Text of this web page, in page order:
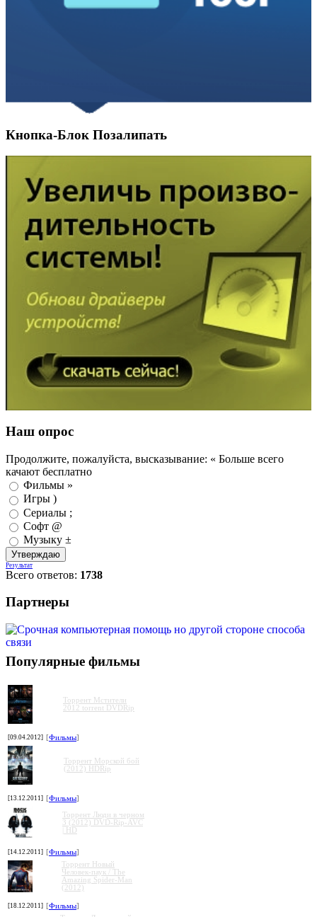
Кнопка-Блок Позалипать
Наш опрос
Продолжите, пожалуйста, высказывание: « Больше всего
качают бесплатно
Фильмы »
Игры )
Сериалы ;
Софт @
Музыку ±
Результат
Всего ответов: 1738
Партнеры
Популярные фильмы
Торрент Мстители
2012 torrent DVDRip
[09.04.2012] [Фильмы]
Торрент Морской бой
(2012) HDRip
[13.12.2011] [Фильмы]
Торрент Люди в черном
3 (2012) DVD-Rip-AVC
| HD
[14.12.2011] [Фильмы]
Торрент Новый
Человек-паук / The
Amazing Spider-Man
(2012)
[18.12.2011] [Фильмы]